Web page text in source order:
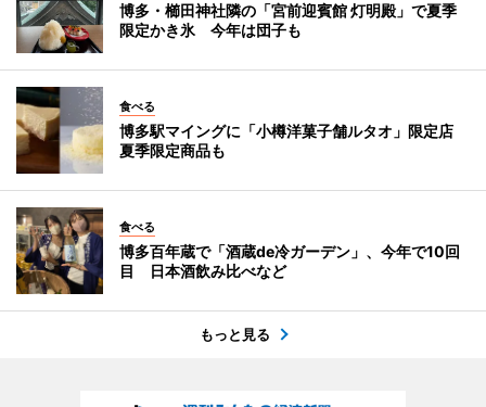
博多・櫛田神社隣の「宮前迎賓館 灯明殿」で夏季
限定かき氷 今年は団子も
食べる
博多駅マイングに「小樽洋菓子舗ルタオ」限定店
夏季限定商品も
食べる
博多百年蔵で「酒蔵de冷ガーデン」、今年で10回
目 日本酒飲み比べなど
もっと見る